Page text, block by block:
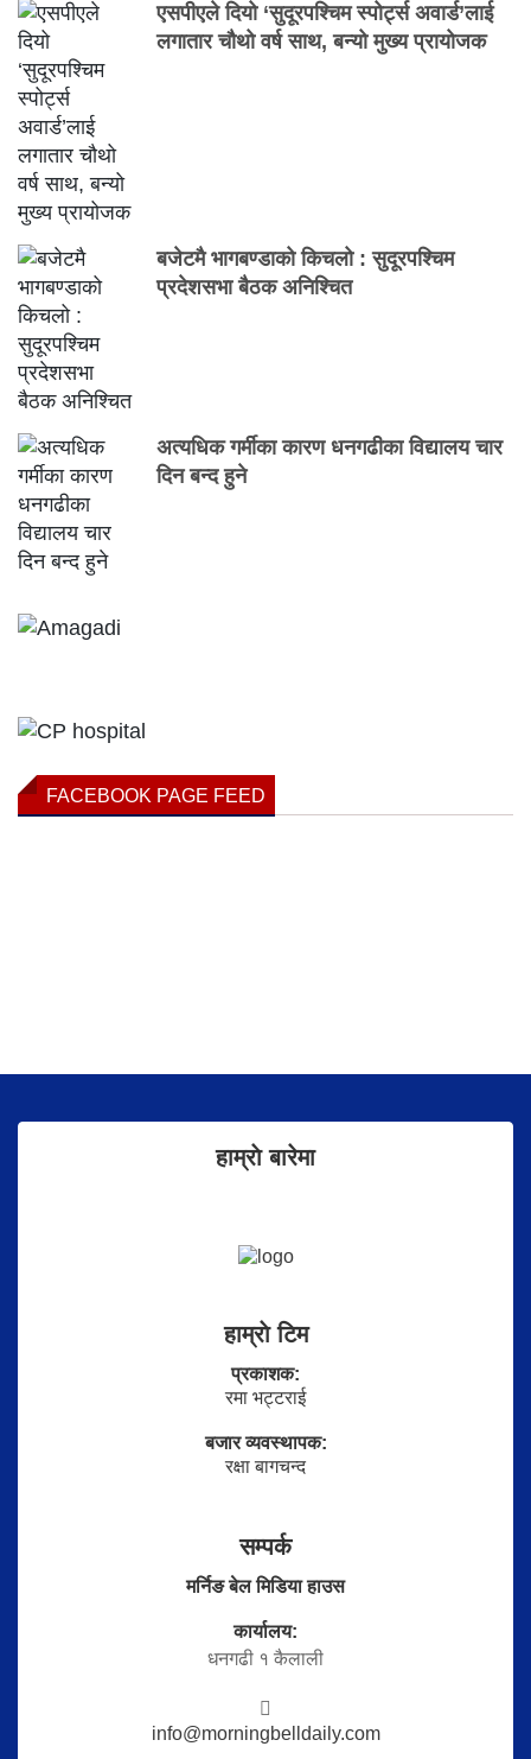
एसपीएले दियो ‘सुदूरपश्चिम स्पोर्ट्स अवार्ड’लाई
लगातार चौथो वर्ष साथ, बन्यो मुख्य प्रायोजक
बजेटमै भागबण्डाको किचलो : सुदूरपश्चिम
प्रदेशसभा बैठक अनिश्चित
अत्यधिक गर्मीका कारण धनगढीका विद्यालय चार
दिन बन्द हुने
FACEBOOK PAGE FEED
हाम्राे बारेमा
हाम्राे टिम
प्रकाशक:
रमा भट्टराई
बजार व्यवस्थापक:
रक्षा बागचन्द
सम्पर्क
मर्निङ बेल मिडिया हाउस
कार्यालय:
धनगढी १ कैलाली
info@morningbelldaily.com